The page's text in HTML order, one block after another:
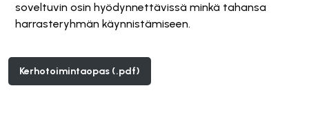
soveltuvin osin hyödynnettävissä minkä tahansa
harrasteryhmän käynnistämiseen.
Kerhotoimintaopas (.pdf)